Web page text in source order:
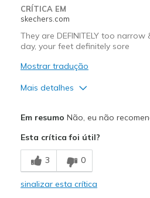
CRÍTICA EM
skechers.com
They are DEFINITELY too
day, your feet definitely sore
Mostrar tradução
Mais detalhes
Breathe Well
Comfortable
Em resumo Não, eu não
Esta crítica foi útil?
3 0
sinalizar esta crítica